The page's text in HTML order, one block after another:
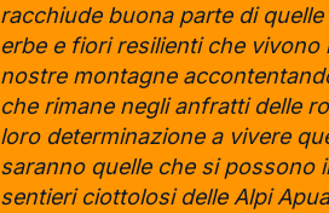
racchiude buona parte di
erbe e fiori resilienti che vivono
nostre montagne
che rimane negli anfratti delle
loro determinazione a vivere
saranno quelle che si possono
sentieri ciottolosi delle Alpi